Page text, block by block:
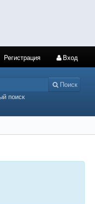
Регистрация Вход
Поиск
поиск